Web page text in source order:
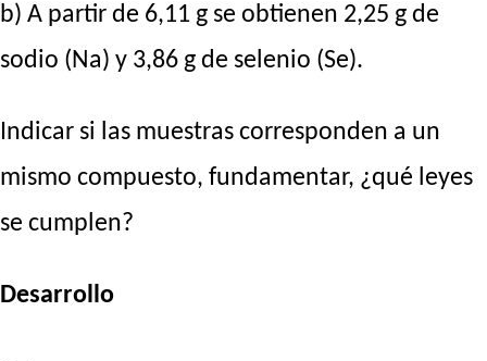
b) A partir de 6,11 g se obtienen 2,25 g de
sodio (Na) y 3,86 g de selenio (Se).
Indicar si las muestras corresponden a un
mismo compuesto, fundamentar, ¿qué leyes
se cumplen?
Desarrollo